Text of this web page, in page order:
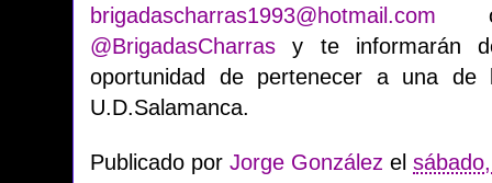
brigadascharras1993@hotmail.com o
@BrigadasCharras y te informarán
oportunidad de pertenecer a una
U.D.Salamanca.
Publicado por Jorge González el